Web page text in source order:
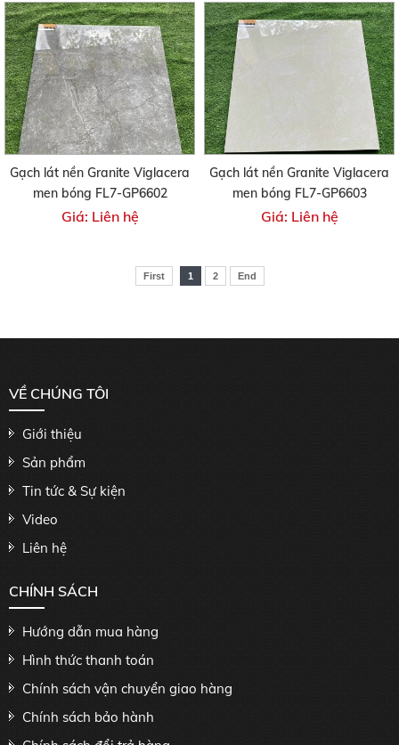
Gạch lát nền Granite Viglacera
men bóng FL7-GP6602
Giá: Liên hệ
Gạch lát nền Granite Viglacera
men bóng FL7-GP6603
Giá: Liên hệ
First 1 2 End
VỀ CHÚNG TÔI
Giới thiệu
Sản phẩm
Tin tức & Sự kiện
Video
Liên hệ
CHÍNH SÁCH
Hướng dẫn mua hàng
Hình thức thanh toán
Chính sách vận chuyển giao hàng
Chính sách bảo hành